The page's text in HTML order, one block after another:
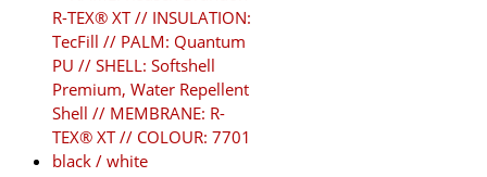
variants.
The
options
may
be
chosen
on